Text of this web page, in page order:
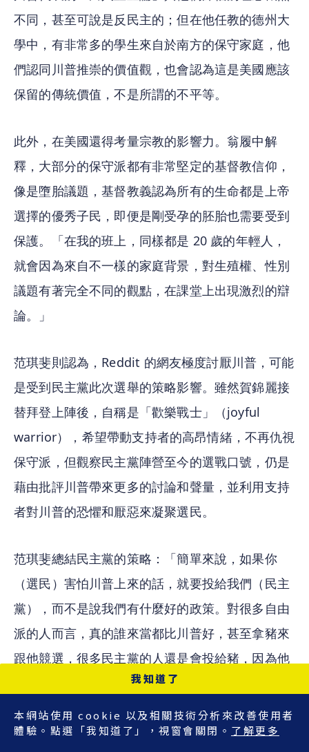
不同，甚至可說是反民主的；但在他任教的德州大
學中，有非常多的學生來自於南方的保守家庭，他
們認同川普推崇的價值觀，也會認為這是美國應該
保留的傳統價值，不是所謂的不平等。
此外，在美國還得考量宗教的影響力。翁履中解
釋，大部分的保守派都有非常堅定的基督教信仰，
像是墮胎議題，基督教義認為所有的生命都是上帝
選擇的優秀子民，即便是剛受孕的胚胎也需要受到
保護。「在我的班上，同樣都是 20 歲的年輕人，
就會因為來自不一樣的家庭背景，對生殖權、性別
議題有著完全不同的觀點，在課堂上出現激烈的辯
論。」
范琪斐則認為，Reddit 的網友極度討厭川普，可能
是受到民主黨此次選舉的策略影響。雖然賀錦麗接
替拜登上陣後，自稱是「歡樂戰士」（joyful
warrior），希望帶動支持者的高昂情緒，不再仇視
保守派，但觀察民主黨陣營至今的選戰口號，仍是
藉由批評川普帶來更多的討論和聲量，並利用支持
者對川普的恐懼和厭惡來凝聚選民。
范琪斐總結民主黨的策略：「簡單來說，如果你
（選民）害怕川普上來的話，就要投給我們（民主
黨），而不是說我們有什麼好的政策。對很多自由
派的人而言，真的誰來當都比川普好，甚至拿豬來
跟他競選，很多民主黨的人還是會投給豬，因為他
們沒有辦法忍受川普當選。」
而 Reddit 上的反川普現象，可能也反映支持者對
本網站使用 cookie 以及相關技術分析來改善使用者
體驗。點選「我知道了」，視窗會關閉。 了解更多
我知道了